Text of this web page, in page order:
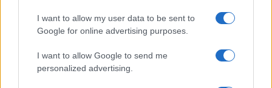
I want to allow my user data to be sent to
Google for online advertising purposes.
I want to allow Google to send me
personalized advertising.
14/10/2025 - 10:55